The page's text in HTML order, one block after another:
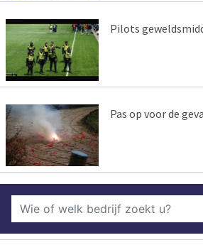
Pilots
Pas op voor de